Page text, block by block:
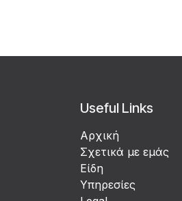
Useful Links
Αρχική
Σχετικά με εμάς
Είδη
Υπηρεσίες